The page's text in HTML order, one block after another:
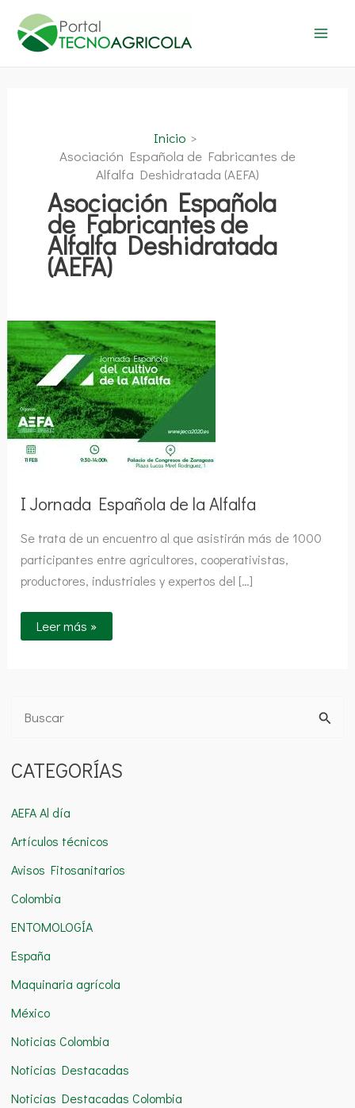
contenido
Inicio
Asociación Española de Fabricantes de
Alfalfa Deshidratada (AEFA)
Asociación Española
de Fabricantes de
Alfalfa Deshidratada
(AEFA)
I Jornada Española de la Alfalfa
Se trata de un encuentro al que asistirán más de 1000
participantes entre agricultores, cooperativistas,
productores, industriales y expertos del […]
I
Jornada
Española
de
la
Alfalfa
Leer más »
s
a
r
p
o
r
:
CATEGORÍAS
AEFA Al día
Artículos técnicos
Avisos Fitosanitarios
Colombia
ENTOMOLOGÍA
España
Maquinaria agrícola
México
Noticias Colombia
Noticias Destacadas
Noticias Destacadas Colombia